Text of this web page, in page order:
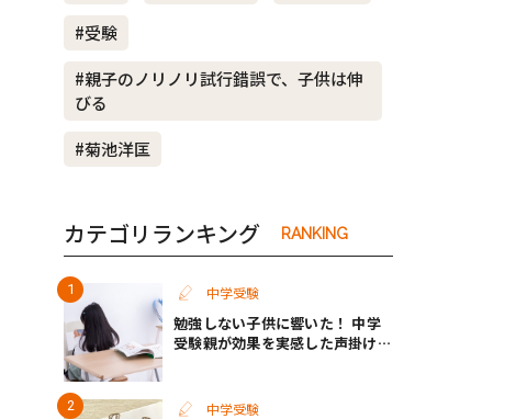
#受験
#親子のノリノリ試行錯誤で、子供は伸
びる
#菊池洋匡
カテゴリランキング RANKING
中学受験
勉強しない子供に響いた！ 中学
受験親が効果を実感した声掛けと
中学受験